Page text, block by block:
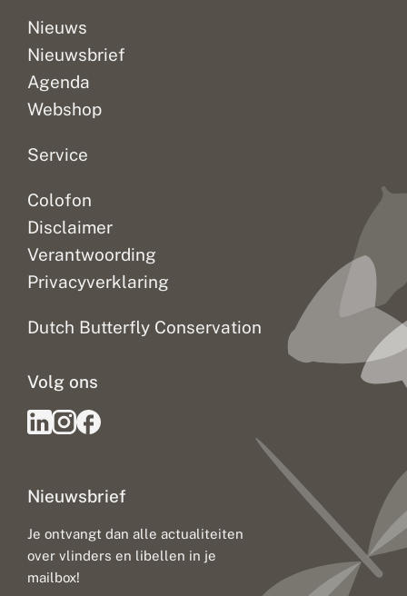
Nieuws
Nieuwsbrief
Agenda
Webshop
Service
Colofon
Disclaimer
Verantwoording
Privacyverklaring
Dutch Butterfly Conservation
Nieuwsbrief
Je ontvangt dan alle actualiteiten
over vlinders en libellen in je
mailbox!
Volg ons